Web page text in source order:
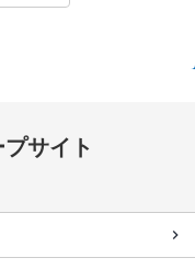
サイト